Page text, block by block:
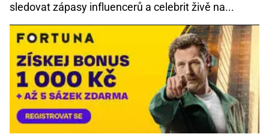
sledovat zápasy influencerů a celebrit živě na...